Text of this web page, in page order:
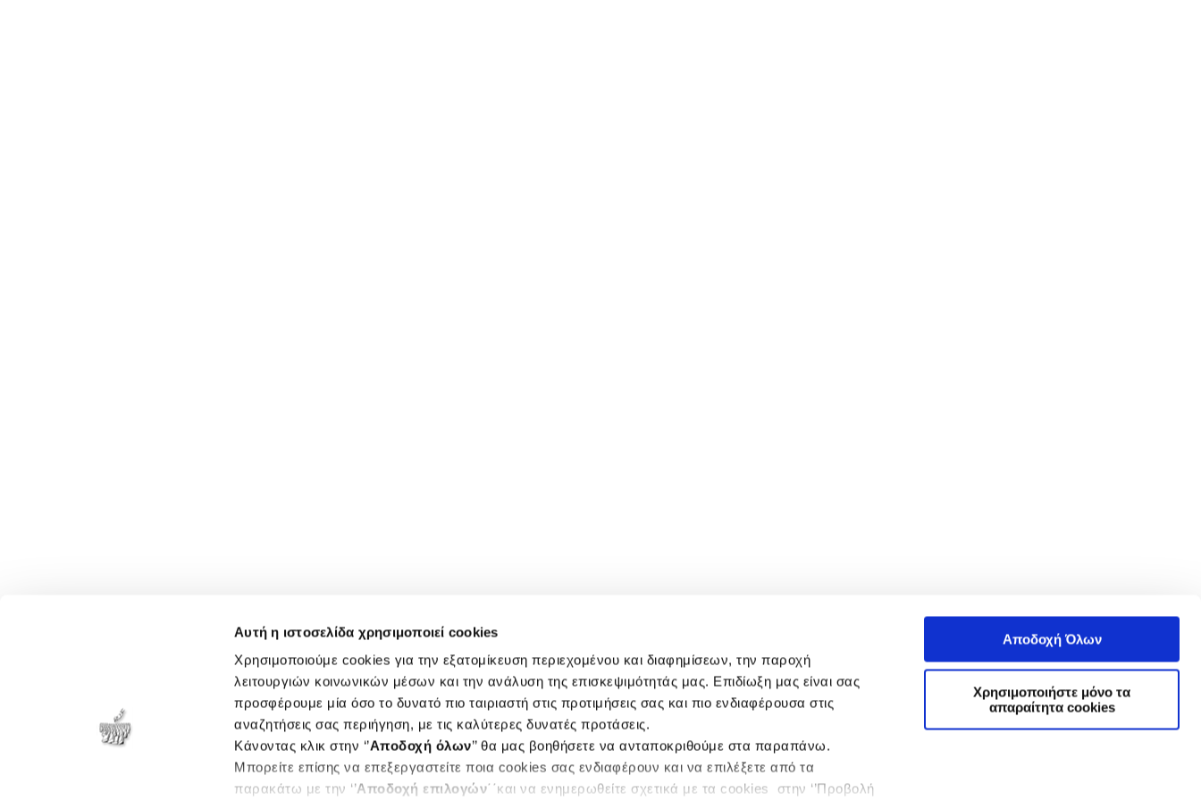
Αυτή η ιστοσελίδα χρησιμοποιεί cookies
Χρησιμοποιούμε cookies για την εξατομίκευση περιεχομένου και διαφημίσεων, την παροχή
λειτουργιών κοινωνικών μέσων και την ανάλυση της επισκεψιμότητάς μας. Επιδίωξη μας είναι σας
προσφέρουμε μία όσο το δυνατό πιο ταιριαστή στις προτιμήσεις σας και πιο ενδιαφέρουσα στις
αναζητήσεις σας περιήγηση, με τις καλύτερες δυνατές προτάσεις.
Κάνοντας κλικ στην ‘’Αποδοχή όλων’’ θα μας βοηθήσετε να ανταποκριθούμε στα παραπάνω.
Μπορείτε επίσης να επεξεργαστείτε ποια cookies σας ενδιαφέρουν και να επιλέξετε από τα
παρακάτω με την ‘’Αποδοχή επιλογών΄΄και να ενημερωθείτε σχετικά με τα cookies στην ‘’Προβολή
Αποδοχή Όλων
Χρησιμοποιήστε μόνο τα
απαραίτητα cookies